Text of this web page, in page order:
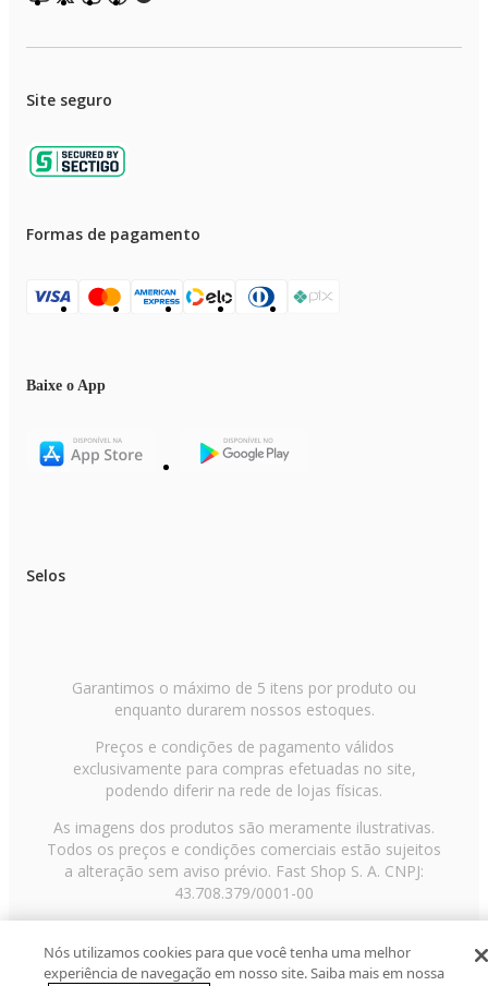
Site seguro
Formas de pagamento
Baixe o App
Selos
Garantimos o máximo de 5 itens por produto ou
enquanto durarem nossos estoques.
Preços e condições de pagamento válidos
exclusivamente para compras efetuadas no site,
podendo diferir na rede de lojas físicas.
As imagens dos produtos são meramente ilustrativas.
Todos os preços e condições comerciais estão sujeitos
a alteração sem aviso prévio. Fast Shop S. A. CNPJ:
43.708.379/0001-00
Paulo/SP, CEP 02029-001, Telefone: 11 3003-3728 ©
2013 Fast Shop - Todos os direitos reservadosRF
Nós utilizamos cookies para que você tenha uma melhor
experiência de navegação em nosso site. Saiba mais em nossa